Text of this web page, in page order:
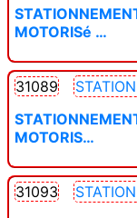
MOTORISé …
31089
MOTORIS…
31093